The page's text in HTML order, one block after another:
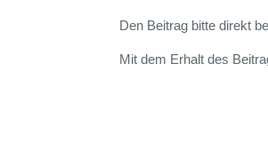
Den Beitrag bitte direkt
Mit dem Erhalt des